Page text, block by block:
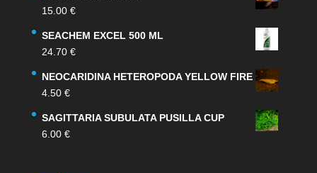
15.00 €
SEACHEM EXCEL 500 ML
24.70 €
NEOCARIDINA HETEROPODA YELLOW FIRE
4.50 €
SAGITTARIA SUBULATA PUSILLA CUP
6.00 €